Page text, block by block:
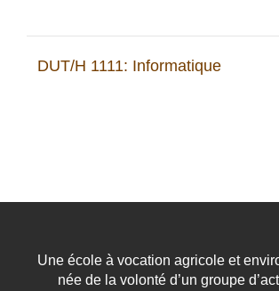
DUT/H 1111: Informatique
Une école à vocation agricole et
née de la volonté d’un groupe